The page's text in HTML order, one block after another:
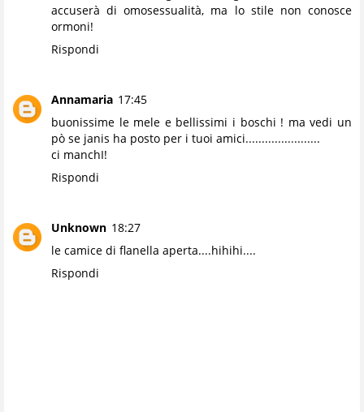
accuserà di omosessualità, ma lo stile non conosce
ormoni!
Rispondi
Annamaria 17:45
buonissime le mele e bellissimi i boschi ! ma vedi un
pò se janis ha posto per i tuoi amici.......................
ci manchI!
Rispondi
Unknown 18:27
le camice di flanella aperta....hihihi....
Rispondi